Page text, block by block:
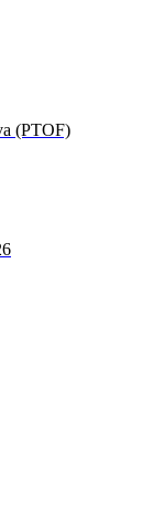
(PTOF)